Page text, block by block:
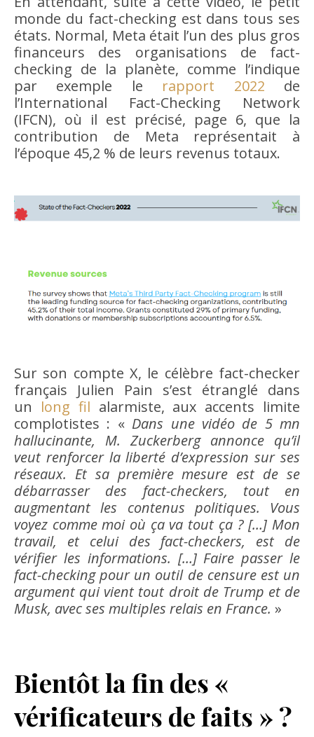
monde du fact-checking est dans tous ses
états. Normal, Meta était l’un des plus gros
financeurs des organisations de fact-
checking de la planète, comme l’indique
par exemple le rapport 2022 de
l’International Fact-Checking Network
(IFCN), où il est précisé, page 6, que la
contribution de Meta représentait à
l’époque 45,2 % de leurs revenus totaux.
Sur son compte X, le célèbre fact-checker
français Julien Pain s’est étranglé dans
un long fil alarmiste, aux accents limite
complotistes : « Dans une vidéo de 5 mn
hallucinante, M. Zuckerberg annonce qu’il
veut renforcer la liberté d’expression sur ses
réseaux. Et sa première mesure est de se
débarrasser des fact-checkers, tout en
augmentant les contenus politiques. Vous
voyez comme moi où ça va tout ça ? […] Mon
travail, et celui des fact-checkers, est de
vérifier les informations. […] Faire passer le
fact-checking pour un outil de censure est un
argument qui vient tout droit de Trump et de
Musk, avec ses multiples relais en France. »
Bientôt la fin des «
vérificateurs de faits » ?